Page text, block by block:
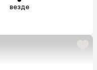
везде